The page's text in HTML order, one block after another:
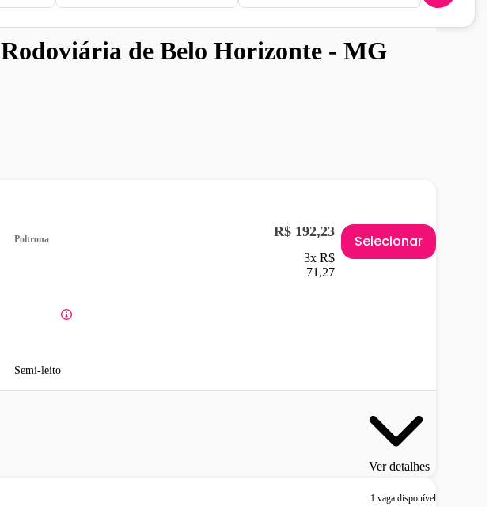
Rodoviária de Belo Horizonte - MG
Poltrona
Semi-leito
R$ 192,23
3x R$
71,27
Selecionar
Ver detalhes
1 vaga disponível